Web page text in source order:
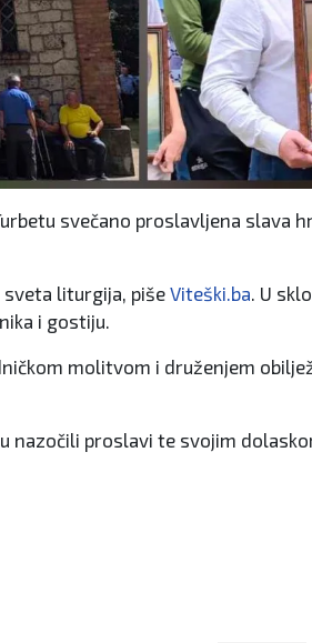
svečano proslavljena slava
sveta liturgija, piše Viteški.ba . U
i gostiju.
molitvom i druženjem
nazočili proslavi te svojim